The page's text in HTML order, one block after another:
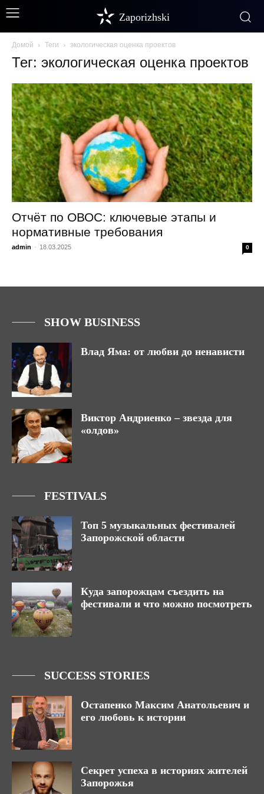
Zaporizhski
Домой Теги экологическая оценка проектов
Тег: экологическая оценка проектов
Отчёт по ОВОС: ключевые этапы и
нормативные требования
admin - 18.03.2025 0
SHOW BUSINESS
Влад Яма: от любви до ненависти
Виктор Андриенко – звезда для
«олдов»
FESTIVALS
Топ 5 музыкальных фестивалей
Запорожской области
Куда запорожцам съездить на
фестивали и что можно посмотреть
SUCCESS STORIES
Остапенко Максим Анатольевич и
его любовь к истории
Секрет успеха в историях жителей
Запорожья